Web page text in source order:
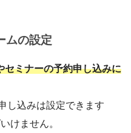
ムの設定
セミナーの予約申し込みに
し込みは設定できます
けません。